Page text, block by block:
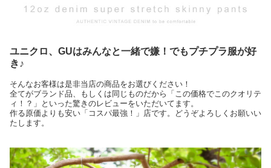
ユニクロ、GUはみんなと一緒で嫌！でもプチプラ服が好
き♪
そんなお客様は是非当店の商品をお選びください！
全てがブランド品、もしくは同じものだから「この価格でこのクオリテ
ィ！？」といった驚きのレビューをいただいてます。
作る原価よりも安い「コスパ最強！」店です。どうぞよろしくお願いい
たします。